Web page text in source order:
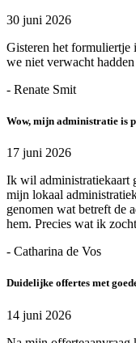
30 juni 2026
Gisteren het formuliertje
we niet verwacht
- Renate Smit
Wow, mijn administratie is
17 juni 2026
Ik wil administratiekaart
mijn lokaal
genomen wat betreft de
hem. Precies wat ik
- Catharina de Vos
Duidelijke offertes met
14 juni 2026